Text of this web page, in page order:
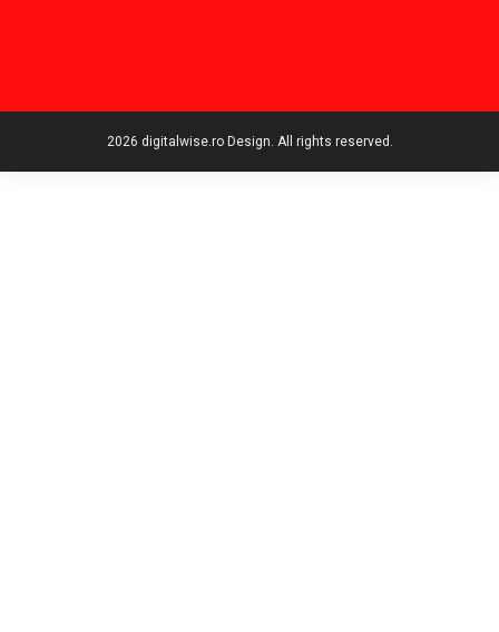
2026 digitalwise.ro Design. All rights reserved.